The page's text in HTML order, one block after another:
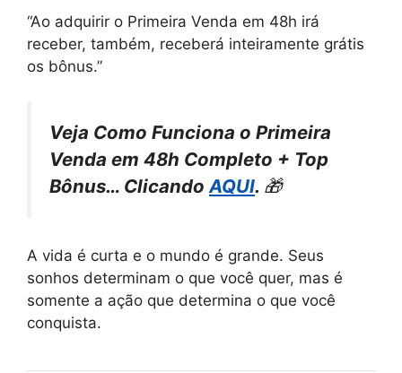
“Ao adquirir o Primeira Venda em 48h irá
receber, também, receberá inteiramente grátis
os bônus.”
Veja Como Funciona o Primeira
Venda em 48h Completo + Top
Bônus… Clicando AQUI. 🎁
A vida é curta e o mundo é grande. Seus
sonhos determinam o que você quer, mas é
somente a ação que determina o que você
conquista.